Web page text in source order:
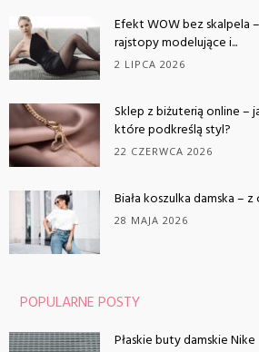
Efekt WOW bez skalpela
rajstopy modelujące i...
2 LIPCA 2026
Sklep z biżuterią online –
które podkreślą styl?
22 CZERWCA 2026
Biała koszulka damska –
28 MAJA 2026
POPULARNE POSTY
Płaskie buty damskie Nike